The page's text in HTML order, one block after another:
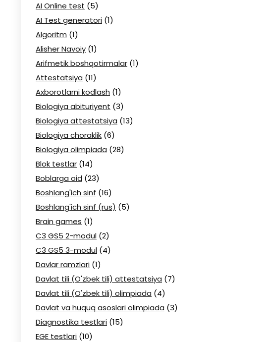
AI Online test (5)
AI Test generatori (1)
Algoritm (1)
Alisher Navoiy (1)
Arifmetik boshqotirmalar (1)
Attestatsiya (11)
Axborotlarni kodlash (1)
Biologiya abituriyent (3)
Biologiya attestatsiya (13)
Biologiya choraklik (6)
Biologiya olimpiada (28)
Blok testlar (14)
Boblarga oid (23)
Boshlang'ich sinf (16)
Boshlang'ich sinf (rus) (5)
Brain games (1)
C3 GS5 2-modul (2)
C3 GS5 3-modul (4)
Davlar ramzlari (1)
Davlat tili (O'zbek tili) attestatsiya (7)
Davlat tili (O'zbek tili) olimpiada (4)
Davlat va huquq asoslari olimpiada (3)
Diagnostika testlari (15)
EGE testlari (10)